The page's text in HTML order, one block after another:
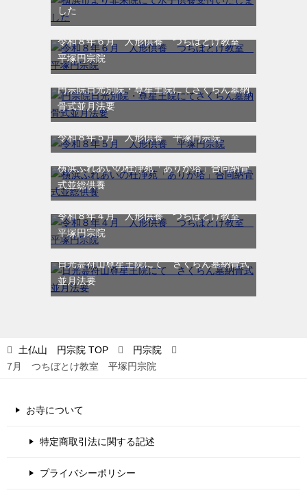
した
令和８年６月 人形供養 つちぼとけ教室
平塚円宗院
円宗院日光別院・尊星王院にてさくらん墓納
骨式並月法要
令和８年５月 人形供養 平塚円宗院
横浜ふれあいの杜浄苑「ありが塔」合同納骨
式並総供養
令和８年４月 人形供養 つちぼとけ教室
平塚円宗院
日光霊符山尊星王院にて さくらん墓納骨式
並月法要
土仏山 円宗院 TOP
円宗院
7月 つちぼとけ教室 平塚円宗院
お寺について
特定商取引法に関する記述
プライバシーポリシー